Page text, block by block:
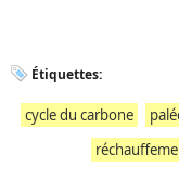
Étiquettes:
cycle du carbone